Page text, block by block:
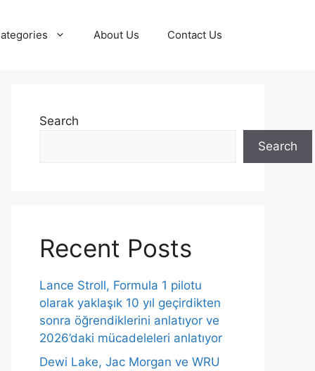
About Us Contact Us
Search
Search
Recent Posts
Lance Stroll, Formula 1 pilotu
olarak yaklaşık 10 yıl geçirdikten
sonra öğrendiklerini anlatıyor ve
2026’daki mücadeleleri anlatıyor
Dewi Lake, Jac Morgan ve WRU